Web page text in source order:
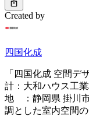
Created by
四国化成
「四国化成 空間
計：大和ハウス工
地 ：静岡県 掛川
調とした室内空間